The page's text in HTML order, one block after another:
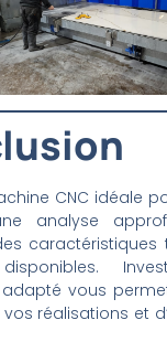
CNC idéale
analyse
caractéristiques
vous
réalisations et